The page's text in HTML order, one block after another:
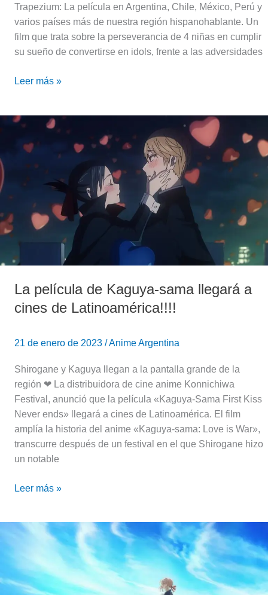
Trapezium: La película en Argentina, Chile, México, Perú y
varios países más de nuestra región hispanohablante. Un
film que trata sobre la perseverancia de 4 niñas en cumplir
su sueño de convertirse en idols, frente a las adversidades
Leer más »
La película de Kaguya-sama llegará a
cines de Latinoamérica!!!!
21 de enero de 2023 /Anime Argentina
Shirogane y Kaguya llegan a la pantalla grande de la
región ❤ La distribuidora de cine anime Konnichiwa
Festival, anunció que la película «Kaguya-Sama First Kiss
Never ends» llegará a cines de Latinoamérica. El film
amplía la historia del anime «Kaguya-sama: Love is War»,
transcurre después de un festival en el que Shirogane hizo
un notable
La
de
Kaguya-
sama
cines
Latinoamérica!!!!
Leer más »
¡Violet
Evergarden:
Movie
llega